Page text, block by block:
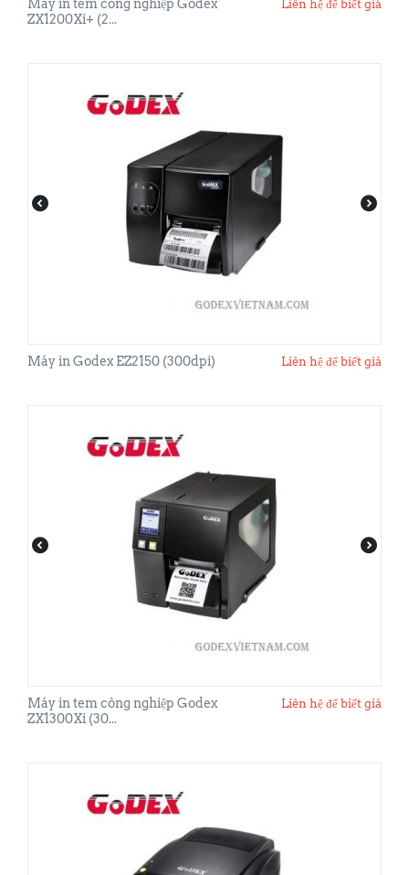
Máy in tem công nghiệp Godex
ZX1200Xi+ (2...
Liên hệ để biết giá
Máy in Godex EZ2150 (300dpi) Liên hệ để biết giá
Máy in tem công nghiệp Godex
ZX1300Xi (30...
Liên hệ để biết giá